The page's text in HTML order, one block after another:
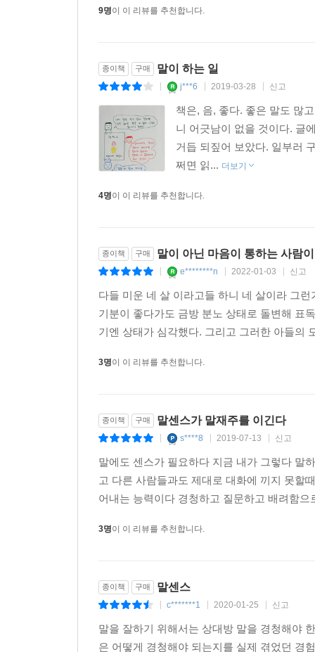
9명이 이 리뷰를 추천합니다.
종이책 구매 말이 하는 일
j***6 2019-03-28 신고
책은, 음, 좋다. 좋은 말도 많
니 어긋남이 없을 것이다. 글
거듭 되짚어 보았다. 일부러
쩌면 읽... 더보기
4명이 이 리뷰를 추천합니다.
종이책 구매 말이 아닌 마음이 통하는 사람
e********n 2022-01-03 신고
다들 미운 네 살 이라고들 하니 네 살이라 그
기분이 좋다가도 금방 분노 상태로 돌변해 표
기엔 상태가 심각했다. 그리고 그러한 아들의
3명이 이 리뷰를 추천합니다.
종이책 구매 말센스가 말재주를 이긴다
s****8 2019-07-13 신고
말에도 센스가 필요하다 지금 내가 그렇다 말
고 다른 사람들과도 제대로 대화에 끼지 못할
어내는 능력이다 경청하고 질문하고 배려함
3명이 이 리뷰를 추천합니다.
종이책 구매 말센스
c*******1 2020-01-25 신고
말을 잘하기 위해서는 상대방 말을 경청해야
은 어떻게 경청해야 되는지를 실제 겪었던 경